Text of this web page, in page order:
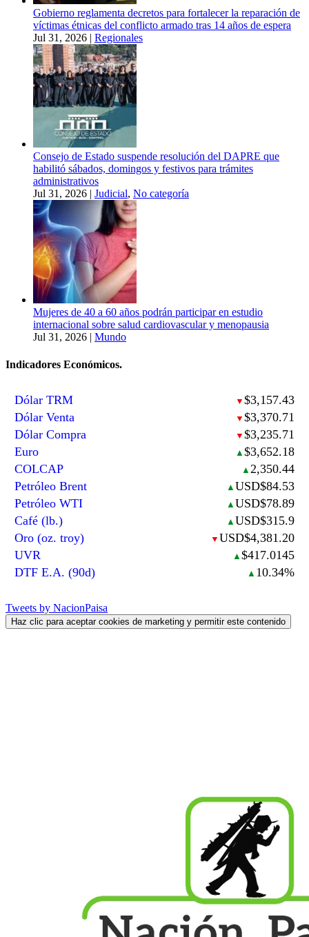
Gobierno reglamenta decretos para fortalecer la reparación de
víctimas étnicas del conflicto armado tras 14 años de espera
Jul 31, 2026 | Regionales
Consejo de Estado suspende resolución del DAPRE que
habilitó sábados, domingos y festivos para trámites
administrativos
Jul 31, 2026 | Judicial, No categoría
Mujeres de 40 a 60 años podrán participar en estudio
internacional sobre salud cardiovascular y menopausia
Jul 31, 2026 | Mundo
Indicadores Económicos.
Dólar TRM ▼ $3,157.43
Dólar Venta
▼ $3,370.71
Dólar Compra
▼ $3,235.71
Euro
▲ $3,652.18
COLCAP
▲ 2,350.44
Petróleo Brent
▲ USD$84.53
Petróleo WTI
▲ USD$78.89
Café (lb.)
▲ USD$315.9
Oro (oz. troy)
▼ USD$4,381.20
UVR
▲ $417.0145
DTF E.A. (90d)
▲ 10.34%
Tweets by NacionPaisa
Haz clic para aceptar cookies de marketing y permitir este contenido